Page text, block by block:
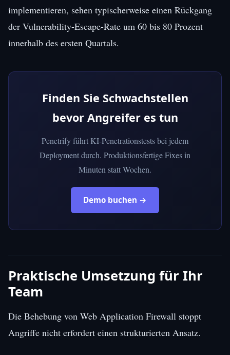
implementieren, sehen typischerweise einen Rückgang
der Vulnerability-Escape-Rate um 60 bis 80 Prozent
innerhalb des ersten Quartals.
Finden Sie Schwachstellen
bevor Angreifer es tun
Penetrify führt KI-Penetrationstests bei jedem
Deployment durch. Produktionsfertige Fixes in
Minuten statt Wochen.
Demo buchen →
Praktische Umsetzung für Ihr
Team
Die Behebung von Web Application Firewall stoppt
Angriffe nicht erfordert einen strukturierten Ansatz.